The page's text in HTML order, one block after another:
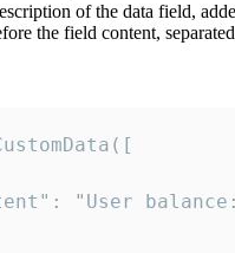
of the data field,
the field content,
"User